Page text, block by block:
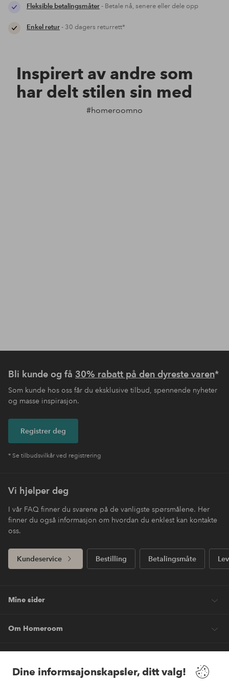
Dine informsajonskapsler, ditt valg!
Fleksible betalingsmåter- Betale nå, senere eller dele opp
Enkel retur- 30 dagers returrett*
Inspirert av andre som
har delt stilen sin med
#homeroomno
Bli kunde og få 30% rabatt på den dyreste varen*
Som kunde hos oss får du eksklusive tilbud, spennende nyheter
og masse inspirasjon.
Registrer deg
* Se tilbudsvilkår ved registrering
Vi hjelper deg
I vår FAQ finner du svarene på de vanligste spørsmålene. Her
finner du også informasjon om hvordan du enklest kan kontakte
oss.
Kundeservice Bestilling Betalingsmåte
Mine sider
Om Homeroom